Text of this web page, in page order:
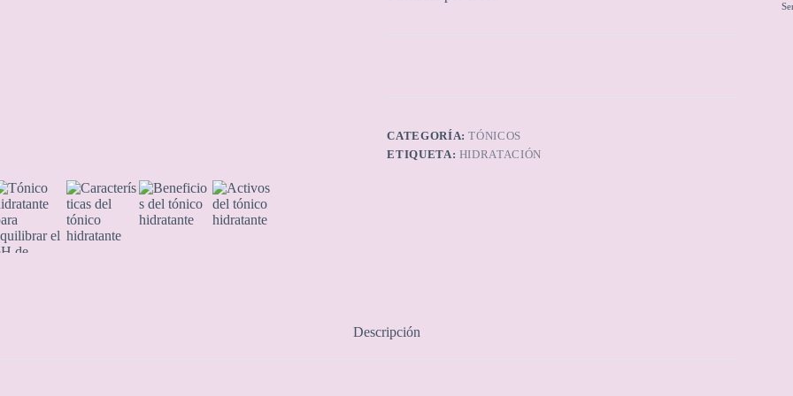
CATEGORÍA:TÓNICOS
ETIQUETA: HIDRATACIÓN
Descripción